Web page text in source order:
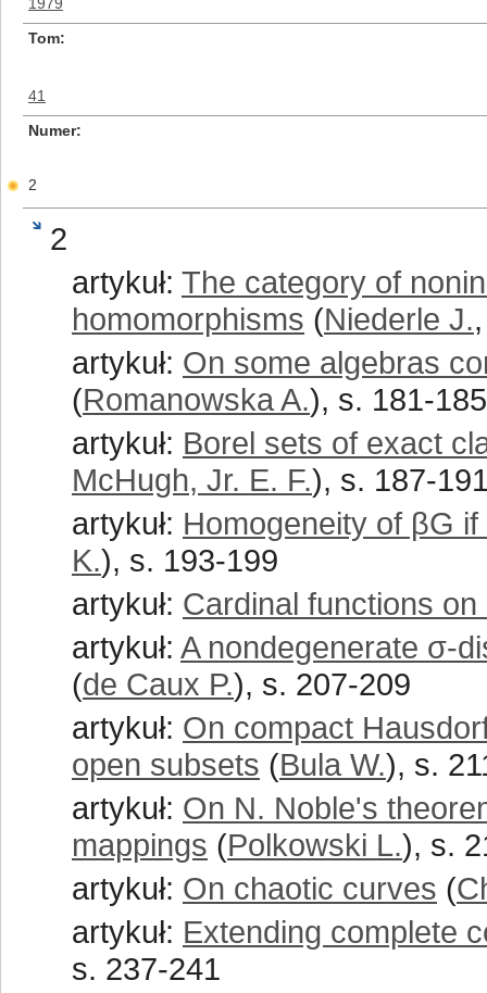
Tom
41
Numer
2
2
artykuł: The category of
homomorphisms (Niederle J.
artykuł: On some algebras
(Romanowska A.), s. 181-185
artykuł: Borel sets of exact
McHugh, Jr. E. F.), s. 187-
artykuł: Homogeneity of βG
K.), s. 193-199
artykuł: Cardinal functions
artykuł: A nondegenerate σ-
(de Caux P.), s. 207-209
artykuł: On compact
open subsets (Bula W.), s.
artykuł: On N. Noble's
mappings (Polkowski L.), s.
artykuł: On chaotic curves (
artykuł: Extending complete
s. 237-241